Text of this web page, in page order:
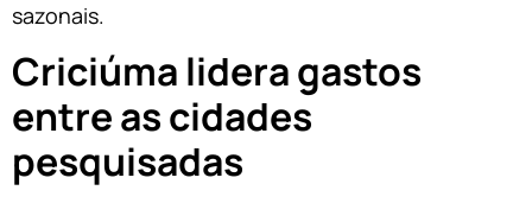
sazonais.
Criciúma lidera gastos
entre as cidades
pesquisadas